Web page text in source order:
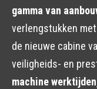
gamma van
verlengstukken
de nieuwe cabine
veiligheids- en
machine